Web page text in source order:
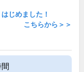
じめました！
こちらから＞＞